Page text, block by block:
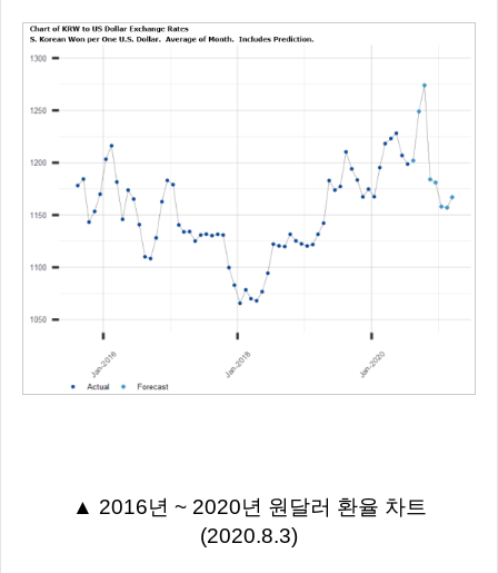
▲ 2016년 ~ 2020년 원달러 환율 차트
(2020.8.3)